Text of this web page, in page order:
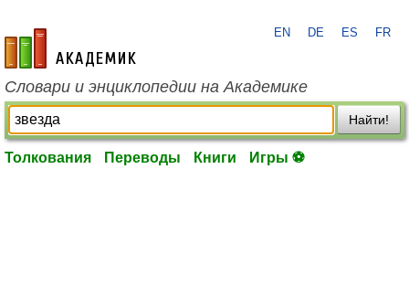
academic.ru
EN DE ES FR
Словари и энциклопедии на Академике
Найти!
Толкования Переводы Книги Игры ⚽